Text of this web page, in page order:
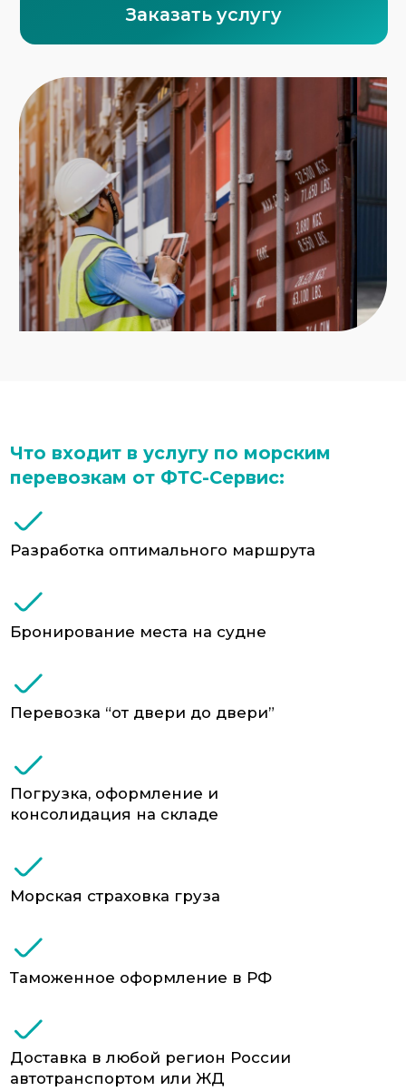
Негабарит и генеральные грузы
Электроника, бытовая техника
Одежда, обувь, текстиль
Промышленное и торговое оборудование
Мы доставляем морем
следующие категории грузов:
Таможенное оформление в РФ
Морская страховка груза
Погрузка, оформление и
консолидация на складе
Перевозка “от двери до двери”
Разработка оптимального маршрута